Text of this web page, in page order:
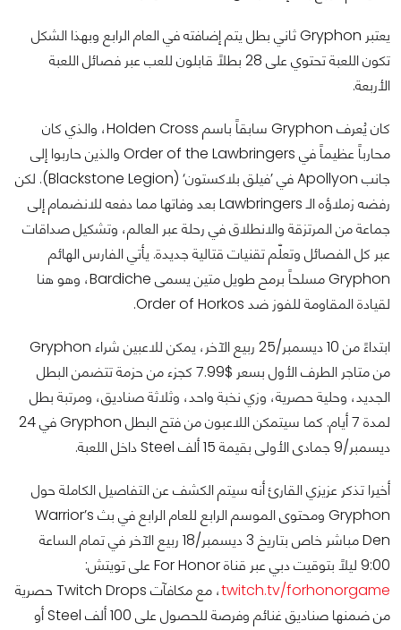
يعتبر Gryphon ثاني بطل يتم إضافته في العام الرابع وبهذا الشكل
تكون اللعبة تحتوي على 28 بطلاً قابلون للعب عبر فصائل اللعبة
الأربعة.
كان يُعرف Gryphon سابقاً باسم Holden Cross، والذي كان
محارباً عظيماً في Order of the Lawbringers والذين حاربوا إلى
جانب Apollyon في ’فيلق بلاكستون‘ (Blackstone Legion). لكن
رفضه زملاؤه الـ Lawbringers بعد وفاتها مما دفعه للانضمام إلى
جماعة من المرتزقة والانطلاق في رحلة عبر العالم، وتشكيل صداقات
عبر كل الفصائل وتعلّم تقنيات قتالية جديدة. يأتي الفارس الهائم
Gryphon مسلحاً برمح طويل متين يسمى Bardiche، وهو هنا
لقيادة المقاومة للفوز ضد Order of Horkos.
ابتداءً من 10 ديسمبر/25 ربيع الآخر، يمكن للاعبين شراء Gryphon
من متاجر الطرف الأول بسعر $7.99 كجزء من حزمة تتضمن البطل
الجديد، وحلية حصرية، وزي نخبة واحد، وثلاثة صناديق، ومرتبة بطل
لمدة 7 أيام. كما سيتمكن اللاعبون من فتح البطل Gryphon في 24
ديسمبر/9 جمادى الأولى بقيمة 15 ألف Steel داخل اللعبة.
أخيرا تذكر عزيزي القارئ أنه سيتم الكشف عن التفاصيل الكاملة حول
Gryphon ومحتوى الموسم الرابع للعام الرابع في بث Warrior’s
Den مباشر خاص بتاريخ 3 ديسمبر/18 ربيع الآخر في تمام الساعة
9:00 ليلاً بتوقيت دبي عبر قناة For Honor على تويتش:
twitch.tv/forhonorgame
، مع مكافآت Twitch Drops حصرية
من ضمنها صناديق غنائم وفرصة للحصول على 100 ألف Steel أو